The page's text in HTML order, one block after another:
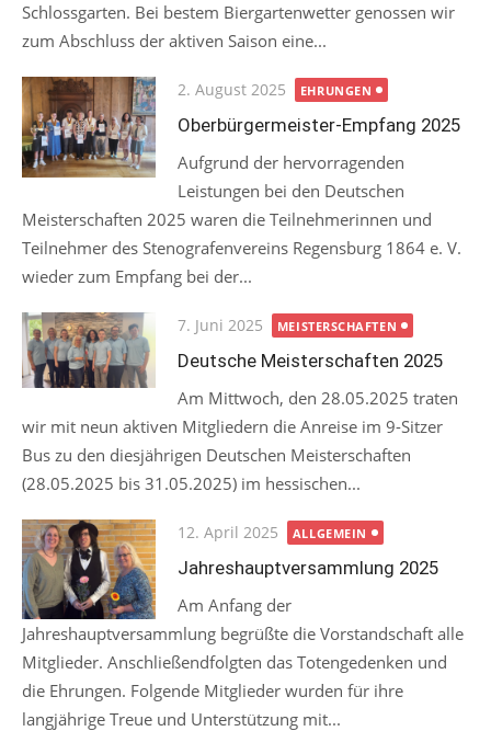
Schlossgarten. Bei bestem Biergartenwetter genossen wir
zum Abschluss der aktiven Saison eine...
Posted
on
2. August 2025 EHRUNGEN
Oberbürgermeister-Empfang 2025
Aufgrund der hervorragenden
Leistungen bei den Deutschen
Meisterschaften 2025 waren die Teilnehmerinnen und
Teilnehmer des Stenografenvereins Regensburg 1864 e. V.
wieder zum Empfang bei der...
Posted
on
7. Juni 2025 MEISTERSCHAFTEN
Deutsche Meisterschaften 2025
Am Mittwoch, den 28.05.2025 traten
wir mit neun aktiven Mitgliedern die Anreise im 9-Sitzer
Bus zu den diesjährigen Deutschen Meisterschaften
(28.05.2025 bis 31.05.2025) im hessischen...
Posted
on
12. April 2025 ALLGEMEIN
Jahreshauptversammlung 2025
Am Anfang der
Jahreshauptversammlung begrüßte die Vorstandschaft alle
Mitglieder. Anschließendfolgten das Totengedenken und
die Ehrungen. Folgende Mitglieder wurden für ihre
langjährige Treue und Unterstützung mit...